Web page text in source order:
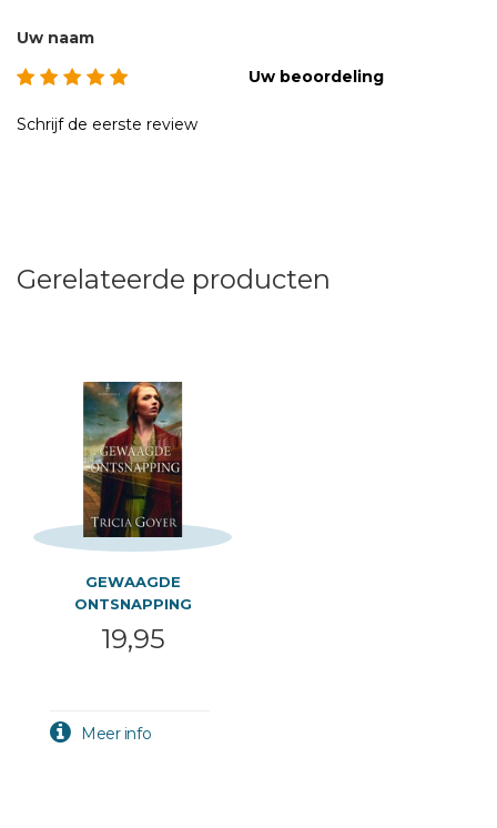
Uw naam
Uw beoordeling
Schrijf de eerste review
Gerelateerde producten
GEWAAGDE
ONTSNAPPING
19,95